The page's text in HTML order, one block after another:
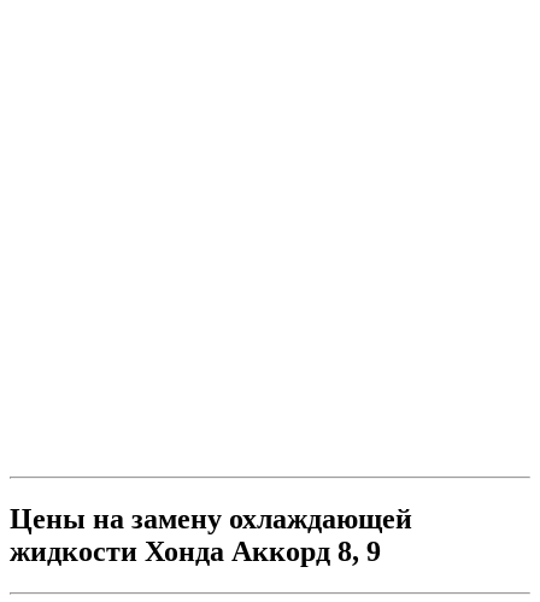
Цены на замену охлаждающей
жидкости Хонда Аккорд 8, 9